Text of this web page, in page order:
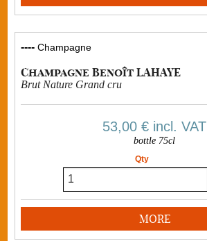
---- Champagne
Champagne Benoît LAHAYE
Brut Nature Grand cru
53,00 € incl. VAT
bottle 75cl
Qty
MORE